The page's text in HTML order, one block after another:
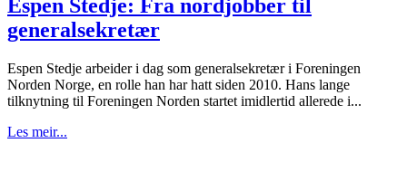
Espen Stedje: Fra nordjobber til
generalsekretær
Espen Stedje arbeider i dag som generalsekretær i Foreningen
Norden Norge, en rolle han har hatt siden 2010. Hans lange
tilknytning til Foreningen Norden startet imidlertid allerede i...
Les meir...